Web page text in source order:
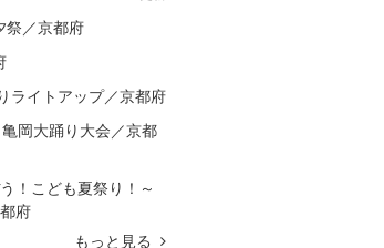
祭／京都府
ライトアップ／京都府
岡大踊り大会／京都
！こども夏祭り！～
府
もっと見る